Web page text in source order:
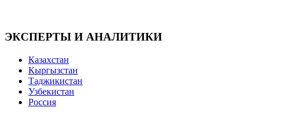
ЭКСПЕРТЫ И АНАЛИТИКИ
Казахстан
Кыргызстан
Таджикистан
Узбекистан
Россия